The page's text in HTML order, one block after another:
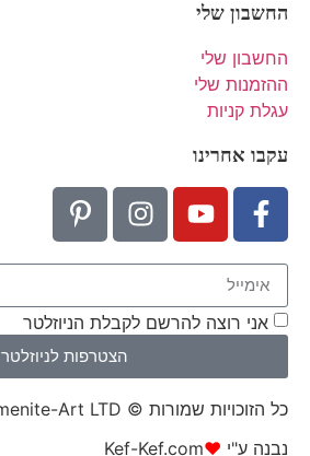
החשבון שלי
החשבון שלי
ההזמנות שלי
עגלת קניות
עקבו אחרינו
אני רוצה להרשם לקבלת הניוזלטר
הצטרפות לניוזלטר
כל הזוכויות שמורות © Yemenite-Art LTD
נבנה ע"י ❤
Kef-Kef.com